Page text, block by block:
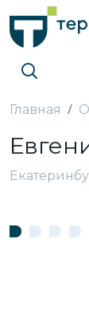
Главная